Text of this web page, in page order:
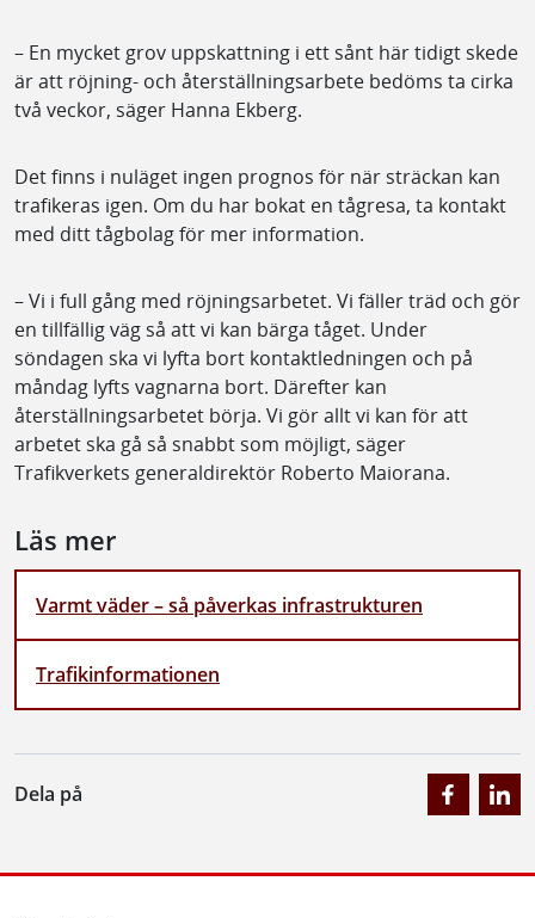
– En mycket grov uppskattning i ett sånt här tidigt skede
är att röjning- och återställningsarbete bedöms ta cirka
två veckor, säger Hanna Ekberg.
Det finns i nuläget ingen prognos för när sträckan kan
trafikeras igen. Om du har bokat en tågresa, ta kontakt
med ditt tågbolag för mer information.
– Vi i full gång med röjningsarbetet. Vi fäller träd och gör
en tillfällig väg så att vi kan bärga tåget. Under
söndagen ska vi lyfta bort kontaktledningen och på
måndag lyfts vagnarna bort. Därefter kan
återställningsarbetet börja. Vi gör allt vi kan för att
arbetet ska gå så snabbt som möjligt, säger
Trafikverkets generaldirektör Roberto Maiorana.
Läs mer
Varmt väder – så påverkas infrastrukturen
Trafikinformationen
Dela på